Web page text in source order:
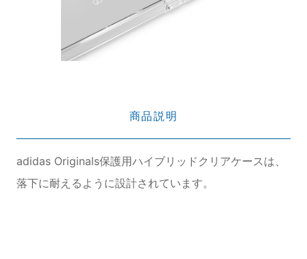
商品説明
adidas Originals保護用ハイブリッドクリアケースは、
落下に耐えるように設計されています。